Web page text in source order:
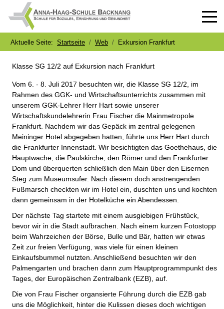
Off-
Aktuelle Seite: Startseite Web Exkursion Frankfurt
Klasse SG 12/2 auf Exkursion nach Frankfurt
Vom 6. - 8. Juli 2017 besuchten wir, die Klasse SG 12/2, im
Rahmen des GGK- und Wirtschaftsunterrichts zusammen mit
unserem GGK-Lehrer Herr Hart sowie unserer
Wirtschaftskundelehrerin Frau Fischer die Mainmetropole
Frankfurt. Nachdem wir das Gepäck im zentral gelegenen
Meininger Hotel abgegeben hatten, führte uns Herr Hart durch
die Frankfurter Innenstadt. Wir besichtigten das Goethehaus, die
Hauptwache, die Paulskirche, den Römer und den Frankfurter
Dom und überquerten schließlich den Main über den Eisernen
Steg zum Museumsufer. Nach diesem doch anstrengenden
Fußmarsch checkten wir im Hotel ein, duschten uns und kochten
dann gemeinsam in der Hotelküche ein Abendessen.
Der nächste Tag startete mit einem ausgiebigen Frühstück,
bevor wir in die Stadt aufbrachen. Nach einem kurzen Fotostopp
beim Wahrzeichen der Börse, Bulle und Bär, hatten wir etwas
Zeit zur freien Verfügung, was viele für einen kleinen
Einkaufsbummel nutzten. Anschließend besuchten wir den
Palmengarten und brachen dann zum Hauptprogrammpunkt des
Tages, der Europäischen Zentralbank (EZB), auf.
Die von Frau Fischer organsierte Führung durch die EZB gab
uns die Möglichkeit, hinter die Kulissen dieses doch wichtigen